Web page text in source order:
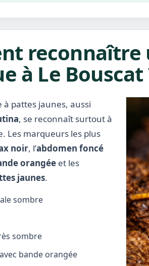
reconnaître
à Le Bouscat
pattes jaunes, aussi
, se reconnaît surtout à
Les marqueurs les plus
noir, l’abdomen foncé
orangée et les
jaunes.
sombre
sombre
bande orangée